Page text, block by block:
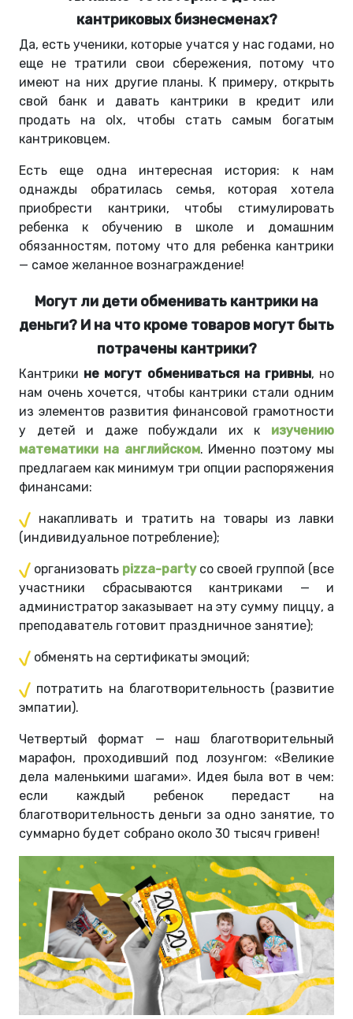
кантриковых бизнесменах?
Да, есть ученики, которые учатся у нас годами, но
еще не тратили свои сбережения, потому что
имеют на них другие планы. К примеру, открыть
свой банк и давать кантрики в кредит или
продать на olx, чтобы стать самым богатым
кантриковцем.
Есть еще одна интересная история: к нам
однажды обратилась семья, которая хотела
приобрести кантрики, чтобы стимулировать
ребенка к обучению в школе и домашним
обязанностям, потому что для ребенка кантрики
— самое желанное вознаграждение!
Могут ли дети обменивать кантрики на
деньги? И на что кроме товаров могут быть
потрачены кантрики?
Кантрики не могут обмениваться на гривны, но
нам очень хочется, чтобы кантрики стали одним
из элементов развития финансовой грамотности
у детей и даже побуждали их к изучению
математики на английском. Именно поэтому мы
предлагаем как минимум три опции распоряжения
финансами:
накапливать и тратить на товары из лавки
(индивидуальное потребление);
организовать pizza-partyсо своей группой (все
участники сбрасываются кантриками — и
администратор заказывает на эту сумму пиццу, а
преподаватель готовит праздничное занятие);
обменять на сертификаты эмоций;
потратить на благотворительность (развитие
эмпатии).
Четвертый формат — наш благотворительный
марафон, проходивший под лозунгом: «Великие
дела маленькими шагами». Идея была вот в чем:
если каждый ребенок передаст на
благотворительность деньги за одно занятие, то
суммарно будет собрано около 30 тысяч гривен!